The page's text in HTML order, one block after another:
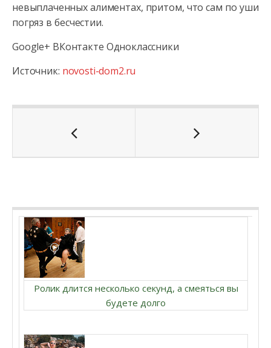
невыплаченных алиментах, притом, что сам по уши
погряз в бесчестии.
Google+ ВКонтакте Одноклассники
Источник: novosti-dom2.ru
Ролик длится несколько секунд, а смеяться вы
будете долго